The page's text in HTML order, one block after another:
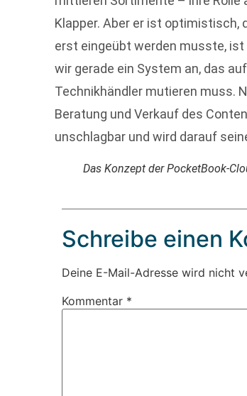
Klapper. Aber er ist optimistisch,
erst eingeübt werden musste,
wir gerade ein System an, das
Technikhändler mutieren muss.
Beratung und Verkauf des
unschlagbar und wird darauf
Das Konzept der PocketBook-
Schreibe einen
Deine E-Mail-Adresse wird nicht
Kommentar *